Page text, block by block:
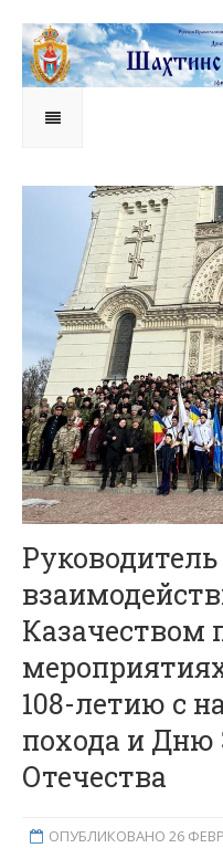
Казачеством
108-летию с
похода и
Отечества
ОПУБЛИКОВАНО 26